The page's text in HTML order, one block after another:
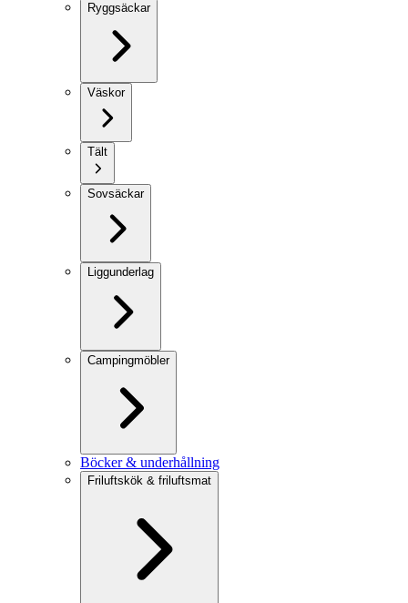
Ryggsäckar
Väskor
Tält
Sovsäckar
Liggunderlag
Campingmöbler
Böcker & underhållning
Friluftskök & friluftsmat